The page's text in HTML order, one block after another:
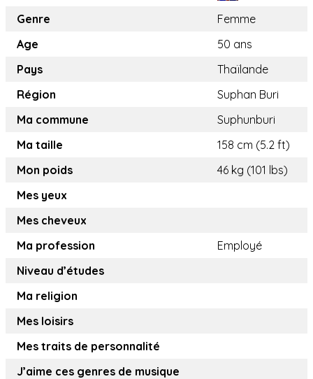
Genre
Femme
Age
50 ans
Pays
Thaïlande
Région
Suphan Buri
Ma commune
Suphunburi
Ma taille
158 cm (5.2 ft)
Mon poids
46 kg (101 lbs)
Mes yeux
Mes cheveux
Ma profession
Employé
Niveau d’études
Ma religion
Mes loisirs
Mes traits de personnalité
J’aime ces genres de musique